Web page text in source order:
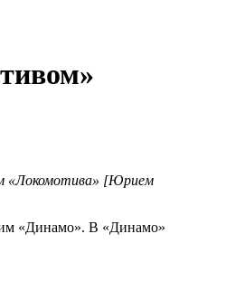
«Локомотива» [Юрием
«Динамо». В «Динамо»